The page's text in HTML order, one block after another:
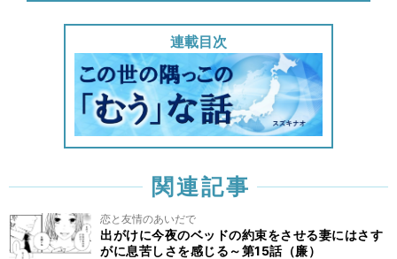
連載目次
関連記事
恋と友情のあいだで
出がけに今夜のベッドの約束をさせる妻にはさす
がに息苦しさを感じる～第15話（廉）